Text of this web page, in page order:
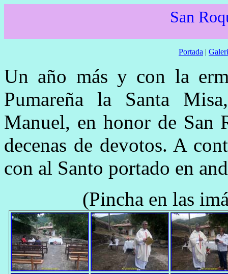
San
Portada |
Un año más y con la
Pumareña la Santa
Manuel, en honor de San
decenas de devotos. A
con al Santo portado en
(Pincha en las